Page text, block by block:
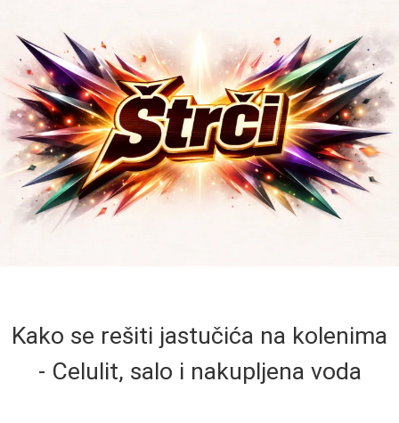
Kako se rešiti jastučića na kolenima
- Celulit, salo i nakupljena voda